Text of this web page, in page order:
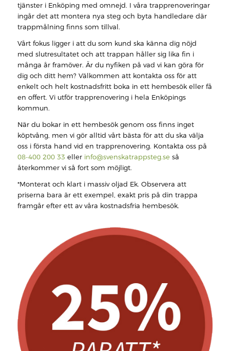
tjänster i Enköping med omnejd. I våra trapprenoveringar
ingår det att montera nya steg och byta handledare där
trappmålning finns som tillval.
Vårt fokus ligger i att du som kund ska känna dig nöjd
med slutresultatet och att trappan håller sig lika fin i
många år framöver. Är du nyfiken på vad vi kan göra för
dig och ditt hem? Välkommen att kontakta oss för att
enkelt och helt kostnadsfritt boka in ett hembesök eller få
en offert. Vi utför trapprenovering i hela Enköpings
kommun.
När du bokar in ett hembesök genom oss finns inget
köptvång, men vi gör alltid vårt bästa för att du ska välja
oss i första hand vid en trapprenovering. Kontakta oss på
08-400 200 33 eller info@svenskatrappsteg.se så
återkommer vi så fort som möjligt.
*Monterat och klart i massiv oljad Ek. Observera att
priserna bara är ett exempel, exakt pris på din trappa
framgår efter ett av våra kostnadsfria hembesök.